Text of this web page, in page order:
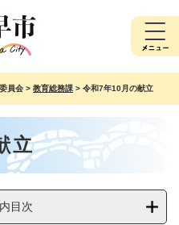
員会 > 教育総務課 > 令和7年10月の献立
立
目次